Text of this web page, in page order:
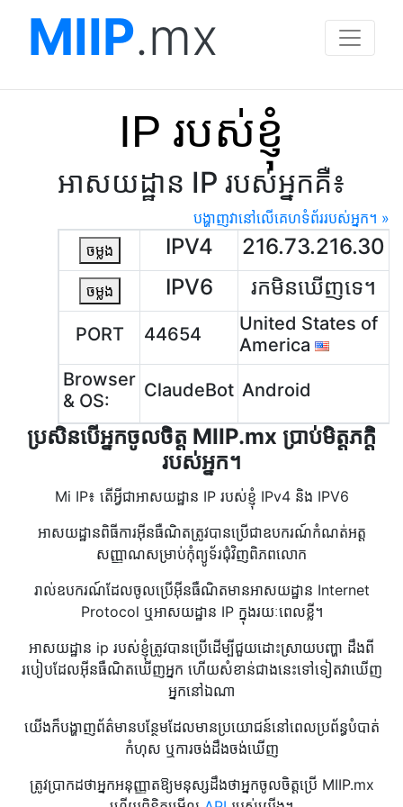
MIIP.mx
IP របស់ខ្ញុំ
អាសយដ្ឋាន IP របស់អ្នកគឺ៖
បង្ហាញវានៅលើគេហទំព័ររបស់អ្នក។ »
ចម្លង
IPV4 216.73.216.30
ចម្លង IPV6 រកមិនឃើញទេ។
PORT 44654
United States of
America
Browser
& OS:
ClaudeBot Android
ប្រសិនបើអ្នកចូលចិត្ត MIIP.mx ប្រាប់មិត្តភក្តិ
របស់អ្នក។
Mi IP៖ តើអ្វីជាអាសយដ្ឋាន IP របស់ខ្ញុំ IPv4 និង IPV6
អាសយដ្ឋានពិធីការអ៊ីនធឺណិតត្រូវបានប្រើជាឧបករណ៍កំណត់អត្ត
សញ្ញាណសម្រាប់កុំព្យូទ័រជុំវិញពិភពលោក
រាល់ឧបករណ៍ដែលចូលប្រើអ៊ីនធឺណិតមានអាសយដ្ឋាន Internet
Protocol ឬអាសយដ្ឋាន IP ក្នុងរយៈពេលខ្លី។
អាសយដ្ឋាន ip របស់ខ្ញុំត្រូវបានប្រើដើម្បីជួយដោះស្រាយបញ្ហា ដឹងពី
របៀបដែលអ៊ីនធឺណិតឃើញអ្នក ហើយសំខាន់ជាងនេះទៅទៀតវាឃើញ
អ្នកនៅឯណា
យើងក៏បង្ហាញព័ត៌មានបន្ថែមដែលមានប្រយោជន៍នៅពេលប្រព័ន្ធបំបាត់
កំហុស ឬការចង់ដឹងចង់ឃើញ
ត្រូវប្រាកដថាអ្នកអនុញ្ញាតឱ្យមនុស្សដឹងថាអ្នកចូលចិត្តប្រើ MIIP.mx